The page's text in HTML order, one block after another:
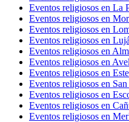
Eventos religiosos en La
Eventos religiosos en
Eventos religiosos en
Eventos religiosos en
Eventos religiosos en
Eventos religiosos en
Eventos religiosos en
Eventos religiosos en
Eventos religiosos en
Eventos religiosos en
Eventos religiosos en